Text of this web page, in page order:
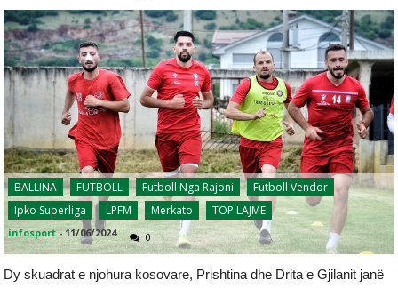
BALLINA FUTBOLL Futboll Nga Rajoni
Futboll Vendor
Ipko Superliga
LPFM Merkato TOP LAJME
infosport -11/06/2024 0
Dy skuadrat e njohura kosovare, Prishtina dhe Drita e Gjilanit janë